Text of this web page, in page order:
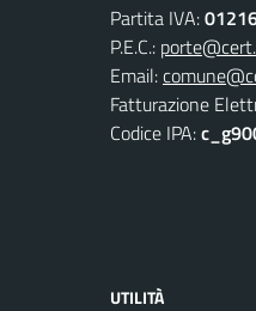
Partita IVA:
P.E.C.:
Email:
Fatturazione
Codice IPA:
UTILITÀ